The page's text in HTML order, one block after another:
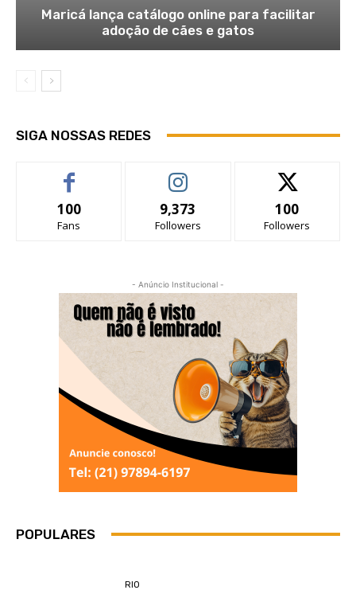
Maricá lança catálogo online para facilitar
adoção de cães e gatos
SIGA NOSSAS REDES
100
Fans
9,373
Followers
100
Followers
- Anúncio Institucional -
POPULARES
RIO